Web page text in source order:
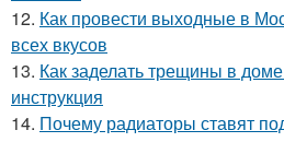
12. Как провести выходные в
всех вкусов
13. Как заделать трещины в
инструкция
14. Почему радиаторы ставят